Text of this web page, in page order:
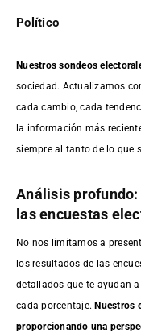
Político
Nuestros sondeos
sociedad. Actualizamos
cada cambio, cada
la información más
siempre al tanto de lo que
Análisis
las encuestas
No nos limitamos a
los resultados de las
detallados que te ayudan
cada porcentaje.Nuestros
proporcionando una